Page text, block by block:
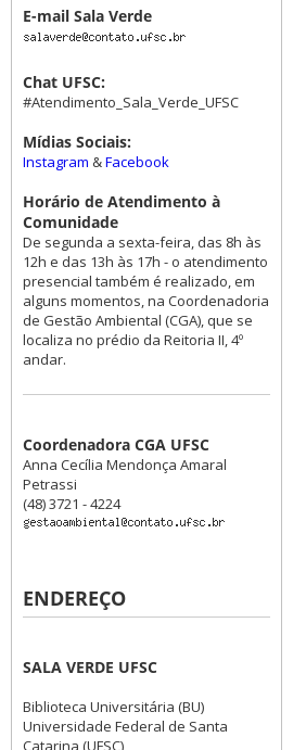
E-mail Sala Verde
Chat UFSC:
#Atendimento_Sala_Verde_UFSC
Mídias Sociais:
Instagram &Facebook
Horário de Atendimento à
Comunidade
De segunda a sexta-feira, das 8h às
12h e das 13h às 17h - o atendimento
presencial também é realizado, em
alguns momentos, na Coordenadoria
de Gestão Ambiental (CGA), que se
localiza no prédio da Reitoria II, 4º
andar.
Coordenadora CGA UFSC
Anna Cecília Mendonça Amaral
Petrassi
(48) 3721 - 4224
ENDEREÇO
SALA VERDE UFSC
Biblioteca Universitária (BU)
Universidade Federal de Santa
Catarina (UFSC)